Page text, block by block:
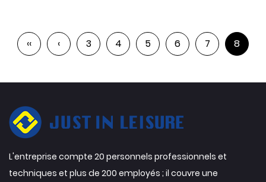
‹‹ ‹ 3 4 5 6 7 8
L'entreprise compte 20 personnels professionnels et
techniques et plus de 200 employés ; il couvre une